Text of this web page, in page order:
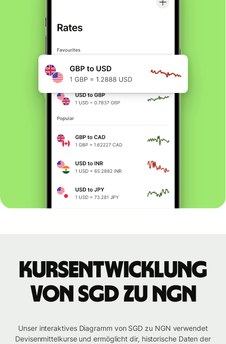
Kursentwicklung
von SGD zu NGN
Unser interaktives Diagramm von SGD zu NGN verwendet
Devisenmittelkurse und ermöglicht dir, historische Daten der